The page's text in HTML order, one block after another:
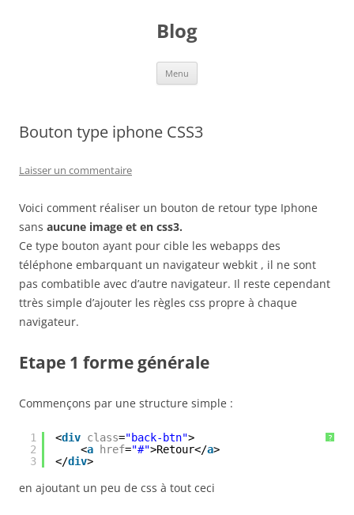
Blog
Menu
Bouton type iphone CSS3
Laisser un commentaire
Voici comment réaliser un bouton de retour type Iphone
sans aucune image et en css3.
Ce type bouton ayant pour cible les webapps des
téléphone embarquant un navigateur webkit , il ne sont
pas combatible avec d’autre navigateur. Il reste cependant
ttrès simple d’ajouter les règles css propre à chaque
navigateur.
Etape 1 forme générale
Commençons par une structure simple :
?
1
2
3
<div class="back-btn">
<a href="#">Retour</a>
</div>
en ajoutant un peu de css à tout ceci